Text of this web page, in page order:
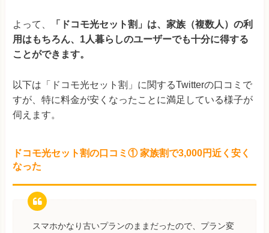
よって、
「ドコモ光セット割」は、家族（複数人）の利
用はもちろん、1人暮らしのユーザーでも十分に得する
ことができます。
以下は「ドコモ光セット割」に関するTwitterの口コミで
すが、特に料金が安くなったことに満足している様子が
伺えます。
ドコモ光セット割の口コミ① 家族割で3,000円近く安く
なった
スマホかなり古いプランのままだったので、プラン変